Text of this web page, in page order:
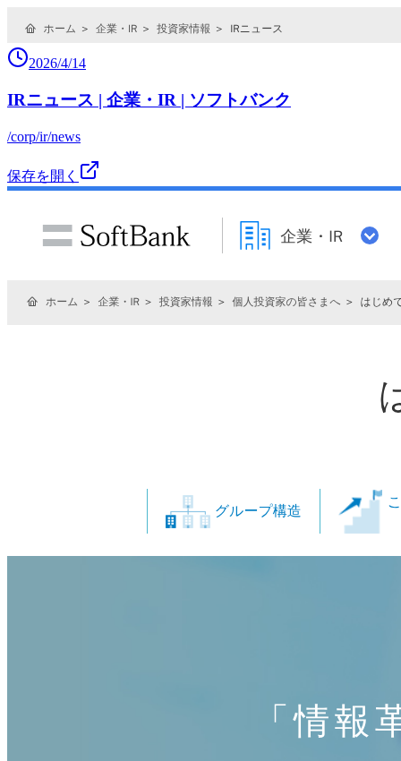
2026/4/14
IRニュース | 企業・IR | ソフトバンク
/corp/ir/news
保存を開く